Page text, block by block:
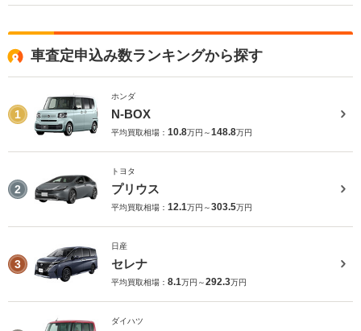
車査定申込み数ランキングから探す
1
ホンダ
N-BOX
平均買取相場： 10.8万円～148.8万円
2
トヨタ
プリウス
平均買取相場： 12.1万円～303.5万円
3
日産
セレナ
平均買取相場： 8.1万円～292.3万円
ダイハツ